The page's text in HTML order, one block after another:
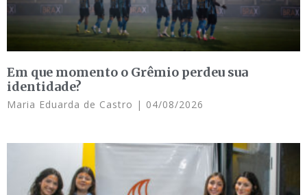
Em que momento o Grêmio perdeu sua
identidade?
Maria Eduarda de Castro 04/08/2026